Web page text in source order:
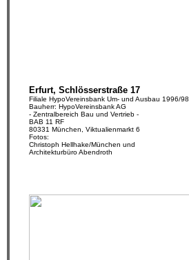
Erfurt, Schlösserstraße 17
Filiale HypoVereinsbank Um- und Ausbau 1996/98
Bauherr: HypoVereinsbank AG
- Zentralbereich Bau und Vertrieb -
BAB 11 RF
80331 München, Viktualienmarkt 6
Fotos:
Christoph Hellhake/München und
Architekturbüro Abendroth